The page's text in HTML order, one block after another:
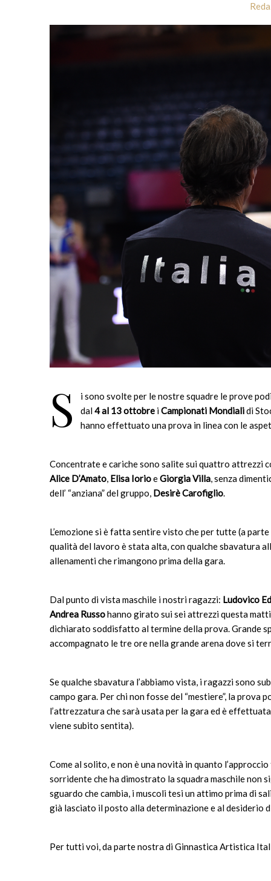
S
i sono svolte per le nostre squadre le prove
dal4 al 13 ottobre iCampionati Mondialidi
hanno effettuato una prova in linea con le
Concentrate e cariche sono salite sui quattro attrezzi
Alice D’Amato, Elisa IorioeGiorgia Villa, senza
dell’ “anziana” del gruppo, Desirè Carofiglio.
L’emozione si è fatta sentire visto che per tutte (a
qualità del lavoro è stata alta, con qualche sbavatura
allenamenti che rimangono prima della gara.
Dal punto di vista maschile i nostri ragazzi: Ludovico
Andrea Russohanno girato sui sei attrezzi questa
dichiarato soddisfatto al termine della prova. Grande
accompagnato le tre ore nella grande arena dove si
Se qualche sbavatura l’abbiamo vista, i ragazzi sono
campo gara. Per chi non fosse del “mestiere”, la
l’attrezzatura che sarà usata per la gara ed è
viene subito sentita).
Come al solito, e non è una novità in quanto
sorridente che ha dimostrato la squadra maschile non
sguardo che cambia, i muscoli tesi un attimo prima di
già lasciato il posto alla determinazione e al desiderio
Per tutti voi, da parte nostra di Ginnastica Artistica